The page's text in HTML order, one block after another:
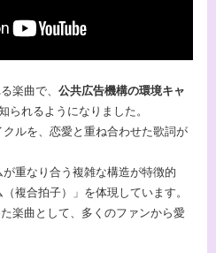
楽曲で、 公共広告機構の環境キャ
られるようになりました。
ルを、恋愛と重ね合わせた歌詞が
重なり合う複雑な構造が特徴的
複合拍子）」を体現しています。
楽曲として、多くのファンから愛